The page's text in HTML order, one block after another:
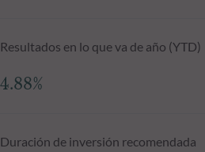
Resultados en lo que va de año (YTD)
4.88%
Duración de inversión recomendada